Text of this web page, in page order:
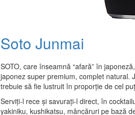
Soto Junmai
SOTO, care înseamnă “afară” în
japonez super premium, complet natural.
trebuie să fie lustruit în proporție de cel
Serviți-l rece și savurați-l direct, în
yakiniku, kushikatsu, mâncăruri pe bază